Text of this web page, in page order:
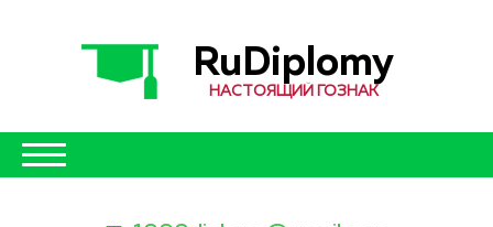
RuDiplomy
НАСТОЯЩИЙ ГОЗНАК